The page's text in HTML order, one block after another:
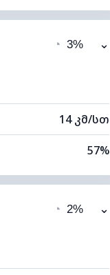
8%
10 კმ
◔ 3% ⌄
14 კმ/სთ
57%
6%
10 კმ
◔ 2% ⌄